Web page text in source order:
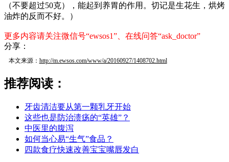
（不要超过50克），能起到养胃的作用。切记是生花生，烘烤
油炸的反而不好。）
更多内容请关注微信号“ewsos1”、在线问答“ask_doctor”
分享：
本文来源： http://m.ewsos.com/www/a/20160927/1408702.html
推荐阅读：
牙齿清洁要从第一颗乳牙开始
这些也是防治溃疡的“英雄”？
中医里的腹泻
如何当心易“生气”食品？
四款食疗快速改善宝宝嘴唇发白